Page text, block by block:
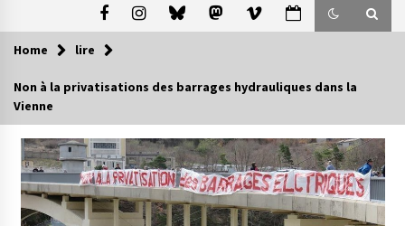
Home lire
Non à la privatisations des barrages hydrauliques dans la
Vienne